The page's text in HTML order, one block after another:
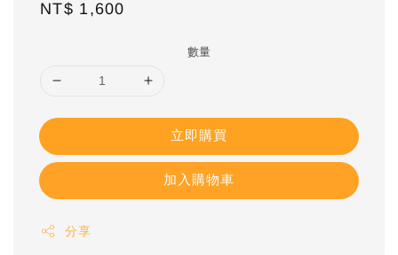
Regular
NT$ 1,600
數量
立即購買
加入購物車
分享